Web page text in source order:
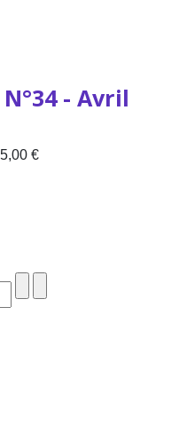
- Avril
5,00 €